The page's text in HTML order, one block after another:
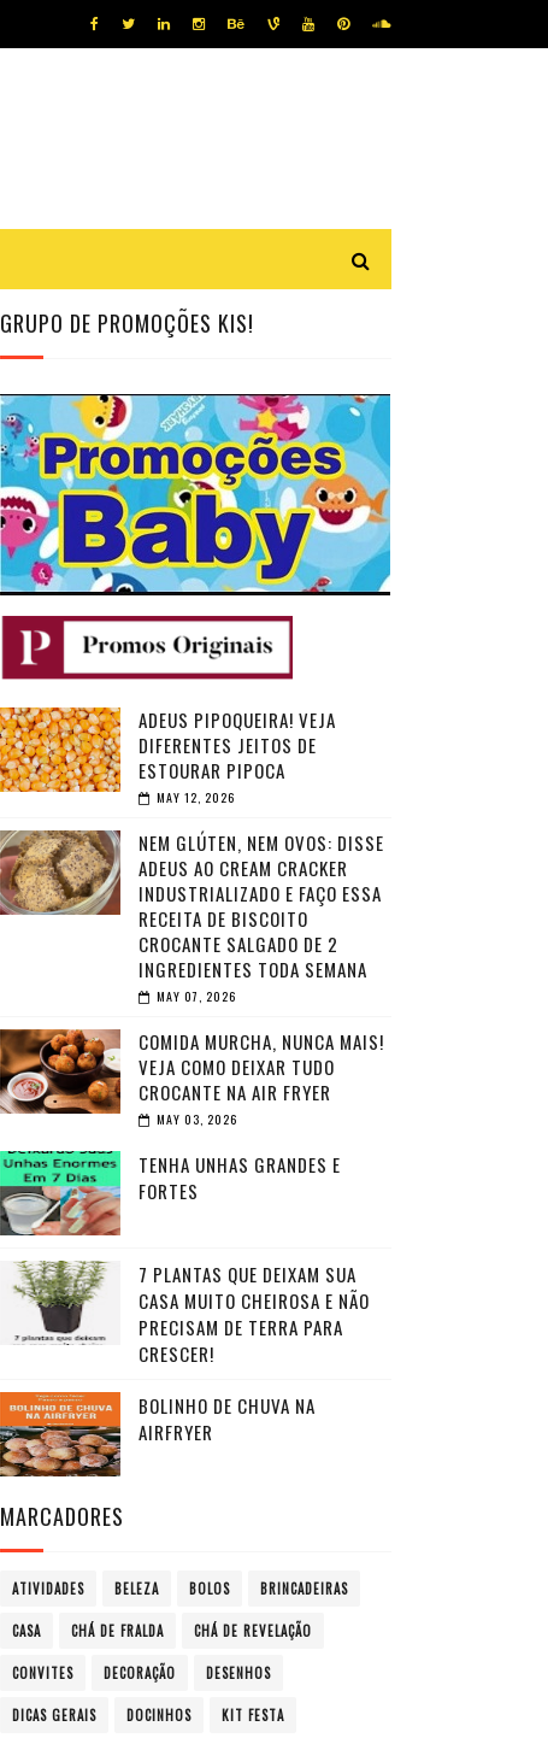
GRUPO DE PROMOÇÕES KIS!
ADEUS PIPOQUEIRA! VEJA
DIFERENTES JEITOS DE
ESTOURAR PIPOCA
MAY 12, 2026
NEM GLÚTEN, NEM OVOS: DISSE
ADEUS AO CREAM CRACKER
INDUSTRIALIZADO E FAÇO ESSA
RECEITA DE BISCOITO
CROCANTE SALGADO DE 2
INGREDIENTES TODA SEMANA
MAY 07, 2026
COMIDA MURCHA, NUNCA MAIS!
VEJA COMO DEIXAR TUDO
CROCANTE NA AIR FRYER
MAY 03, 2026
TENHA UNHAS GRANDES E
FORTES
7 PLANTAS QUE DEIXAM SUA
CASA MUITO CHEIROSA E NÃO
PRECISAM DE TERRA PARA
CRESCER!
BOLINHO DE CHUVA NA
AIRFRYER
MARCADORES
ATIVIDADES BELEZA BOLOS BRINCADEIRAS
CASA CHÁ DE FRALDA CHÁ DE REVELAÇÃO
CONVITES DECORAÇÃO DESENHOS
DICAS GERAIS DOCINHOS KIT FESTA